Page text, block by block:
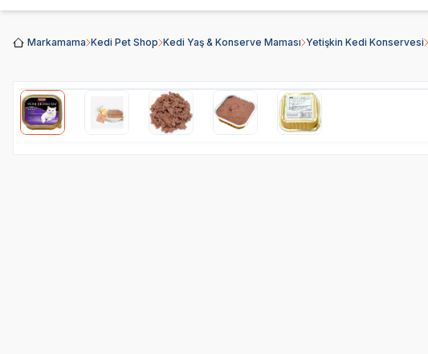
Markamama Kedi Pet Shop Kedi Yaş & Konserve Maması Yetişkin Kedi Konservesi